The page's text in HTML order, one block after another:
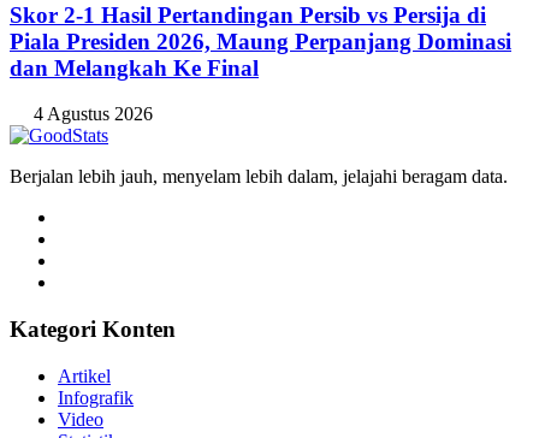
Skor 2-1 Hasil Pertandingan Persib vs Persija di
Piala Presiden 2026, Maung Perpanjang Dominasi
dan Melangkah Ke Final
4 Agustus 2026
Berjalan lebih jauh, menyelam lebih dalam, jelajahi beragam data.
Kategori Konten
Artikel
Infografik
Video